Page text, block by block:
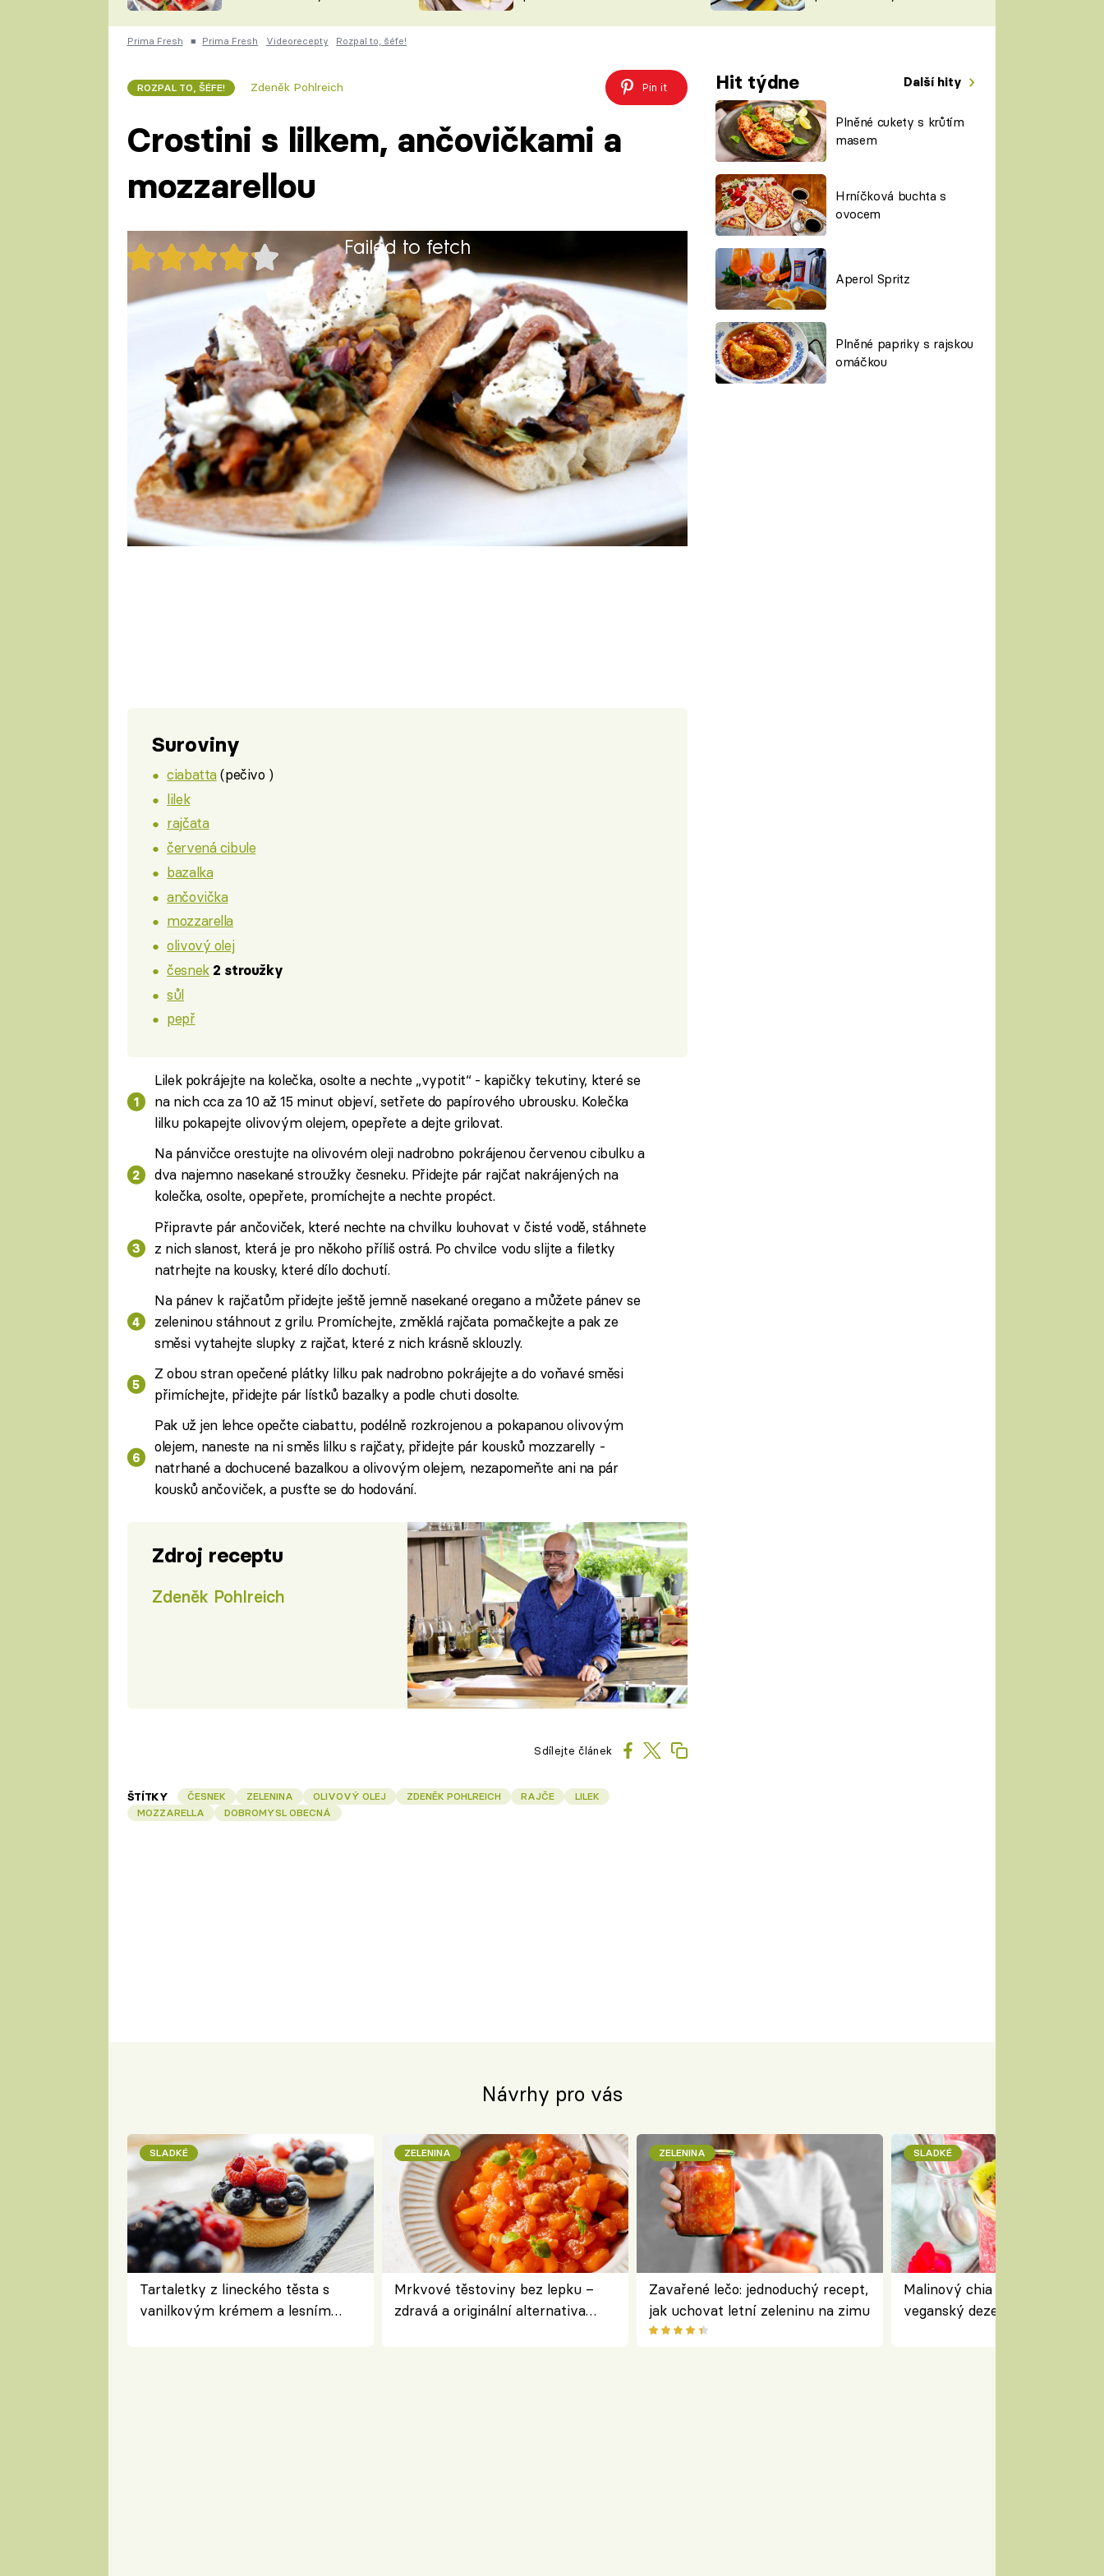
ČESKO NA TALÍŘI
KUCHAŘKA
VYCHYTÁVKY
ŠÉFREDAKTORKY
ČASOPIS
Prima Fresh ■ Prima Fresh Videorecepty Rozpal to, šéfe!
ROZPAL TO, ŠÉFE! Zdeněk Pohlreich Pin it Hit týdne Další hity
Plněné cukety s krůtím
masem
Hrníčková buchta s
ovocem
Aperol Spritz
Plněné papriky s rajskou
omáčkou
Crostini s lilkem, ančovičkami a
mozzarellou
Failed to fetch
24x
Crostini s lilkem, ančovičkami a mozzarellou vyzkoušejte jako skvělé
letní jídlo podle Zdeňka Pohlreicha.
2 porce 90 minut
Suroviny
ciabatta(pečivo )
lilek
rajčata
červená cibule
bazalka
ančovička
mozzarella
olivový olej
česnek 2 stroužky
sůl
pepř
Lilek pokrájejte na kolečka, osolte a nechte „vypotit“ - kapičky tekutiny, které se
na nich cca za 10 až 15 minut objeví, setřete do papírového ubrousku. Kolečka
lilku pokapejte olivovým olejem, opepřete a dejte grilovat.
Na pánvičce orestujte na olivovém oleji nadrobno pokrájenou červenou cibulku a
dva najemno nasekané stroužky česneku. Přidejte pár rajčat nakrájených na
kolečka, osolte, opepřete, promíchejte a nechte propéct.
Připravte pár ančoviček, které nechte na chvilku louhovat v čisté vodě, stáhnete
z nich slanost, která je pro někoho příliš ostrá. Po chvilce vodu slijte a filetky
natrhejte na kousky, které dílo dochutí.
Na pánev k rajčatům přidejte ještě jemně nasekané oregano a můžete pánev se
zeleninou stáhnout z grilu. Promíchejte, změklá rajčata pomačkejte a pak ze
směsi vytahejte slupky z rajčat, které z nich krásně sklouzly.
Z obou stran opečené plátky lilku pak nadrobno pokrájejte a do voňavé směsi
přimíchejte, přidejte pár lístků bazalky a podle chuti dosolte.
Pak už jen lehce opečte ciabattu, podélně rozkrojenou a pokapanou olivovým
olejem, naneste na ni směs lilku s rajčaty, přidejte pár kousků mozzarelly -
natrhané a dochucené bazalkou a olivovým olejem, nezapomeňte ani na pár
kousků ančoviček, a pusťte se do hodování.
Zdroj receptu
Zdeněk Pohlreich
Sdílejte článek
ŠTÍTKY ČESNEK ZELENINA OLIVOVÝ OLEJ ZDENĚK POHLREICH RAJČE
LILEK
MOZZARELLA
DOBROMYSL OBECNÁ
Návrhy pro vás
SLADKÉ
Tartaletky z lineckého těsta s
vanilkovým krémem a lesním
ZELENINA
Mrkvové těstoviny bez lepku –
zdravá a originální alternativa
ZELENINA
Zavařené lečo: jednoduchý recept,
jak uchovat letní zeleninu na zimu
SLADKÉ
Malinový chia pudink s
veganský dezert plný ovoce a